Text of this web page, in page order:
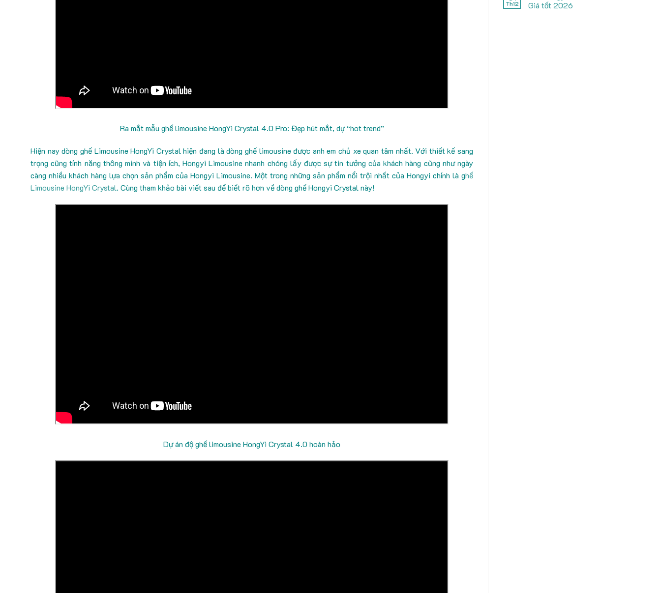
Ra mắt mẫu ghế limousine HongYi Crystal 4.0 Pro: Đẹp hút mắt, dự “hot trend”
Hiện nay dòng ghế Limousine HongYi Crystal hiện đang là dòng ghế limousine được anh em chủ xe quan tâm nhất. Với thiết kế sang
trọng cũng tính năng thông minh và tiện ích, Hongyi Limousine nhanh chóng lấy được sự tin tưởng của khách hàng cũng như ngày
càng nhiều khách hàng lựa chọn sản phẩm của Hongyi Limousine. Một trong những sản phẩm nổi trội nhất của Hongyi chính là ghế
Limousine HongYi Crystal. Cùng tham khảo bài viết sau để biết rõ hơn về dòng ghế Hongyi Crystal này!
Dự án độ ghế limousine HongYi Crystal 4.0 hoàn hảo
Th12
Giá tốt 2026